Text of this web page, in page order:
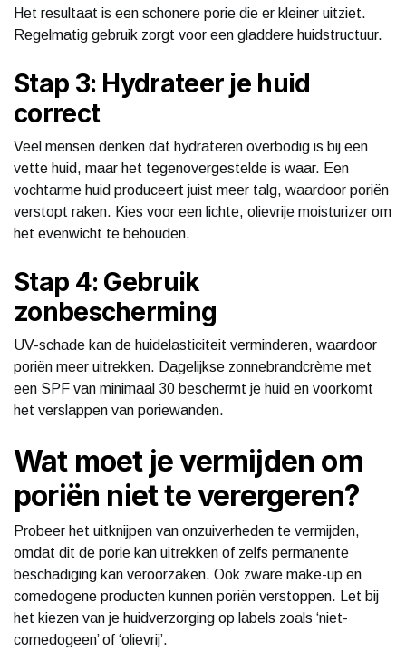
Het resultaat is een schonere porie die er kleiner uitziet.
Regelmatig gebruik zorgt voor een gladdere huidstructuur.
Stap 3: Hydrateer je huid
correct
Veel mensen denken dat hydrateren overbodig is bij een
vette huid, maar het tegenovergestelde is waar. Een
vochtarme huid produceert juist meer talg, waardoor poriën
verstopt raken. Kies voor een lichte, olievrije moisturizer om
het evenwicht te behouden.
Stap 4: Gebruik
zonbescherming
UV-schade kan de huidelasticiteit verminderen, waardoor
poriën meer uitrekken. Dagelijkse zonnebrandcrème met
een SPF van minimaal 30 beschermt je huid en voorkomt
het verslappen van poriewanden.
Wat moet je vermijden om
poriën niet te verergeren?
Probeer het uitknijpen van onzuiverheden te vermijden,
omdat dit de porie kan uitrekken of zelfs permanente
beschadiging kan veroorzaken. Ook zware make-up en
comedogene producten kunnen poriën verstoppen. Let bij
het kiezen van je huidverzorging op labels zoals ‘niet-
comedogeen’ of ‘olievrij’.